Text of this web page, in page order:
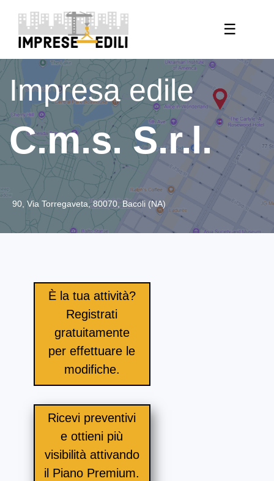
☰
Impresa edile
C.m.s. S.r.l.
90, Via Torregaveta, 80070, Bacoli (NA)
È la tua attività?
Registrati
gratuitamente
per effettuare le
modifiche.
Ricevi preventivi
e ottieni più
visibilità attivando
il Piano Premium.